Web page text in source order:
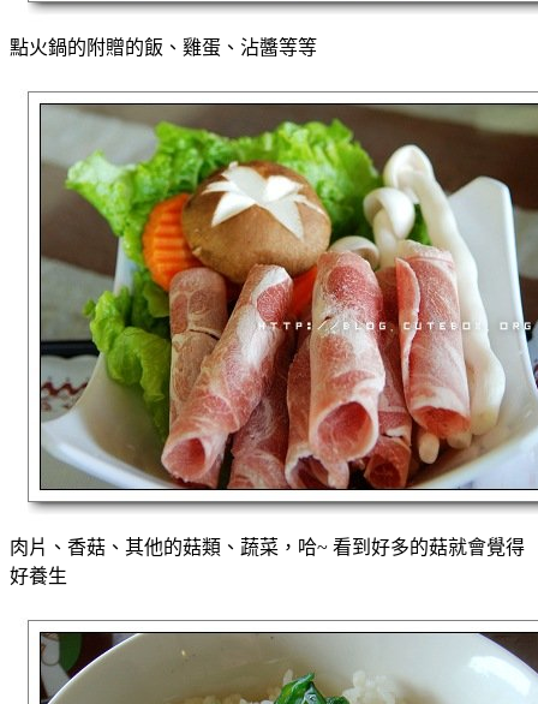
點火鍋的附贈的飯、雞蛋、沾醬等等
肉片、香菇、其他的菇類、蔬菜，哈~ 看到好多的菇就會覺得
好養生